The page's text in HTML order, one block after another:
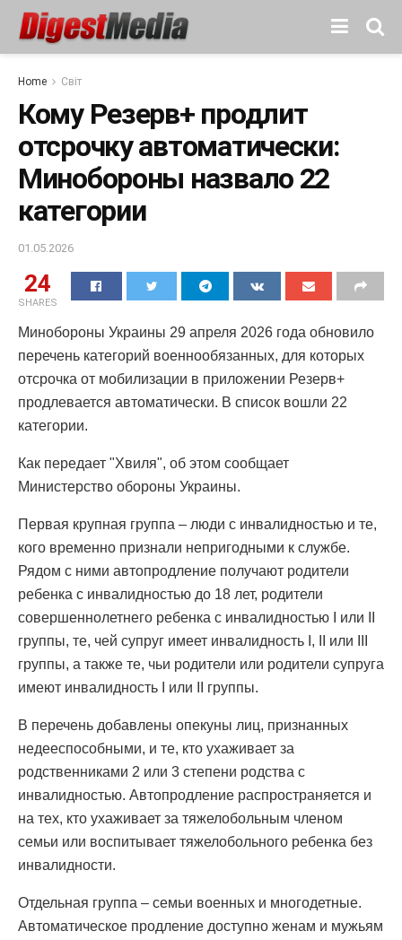
Home Світ
Кому Резерв+ продлит
отсрочку автоматически:
Минобороны назвало 22
категории
01.05.2026
24
SHARES
Минобороны Украины 29 апреля 2026 года обновило
перечень категорий военнообязанных, для которых
отсрочка от мобилизации в приложении Резерв+
продлевается автоматически. В список вошли 22
категории.
Как передает "Хвиля", об этом сообщает
Министерство обороны Украины.
Первая крупная группа – люди с инвалидностью и те,
кого временно признали непригодными к службе.
Рядом с ними автопродление получают родители
ребенка с инвалидностью до 18 лет, родители
совершеннолетнего ребенка с инвалидностью I или II
группы, те, чей супруг имеет инвалидность I, II или III
группы, а также те, чьи родители или родители супруга
имеют инвалидность I или II группы.
В перечень добавлены опекуны лиц, признанных
недееспособными, и те, кто ухаживает за
родственниками 2 или 3 степени родства с
инвалидностью. Автопродление распространяется и
на тех, кто ухаживает за тяжелобольным членом
семьи или воспитывает тяжелобольного ребенка без
инвалидности.
Отдельная группа – семьи военных и многодетные.
Автоматическое продление доступно женам и мужьям